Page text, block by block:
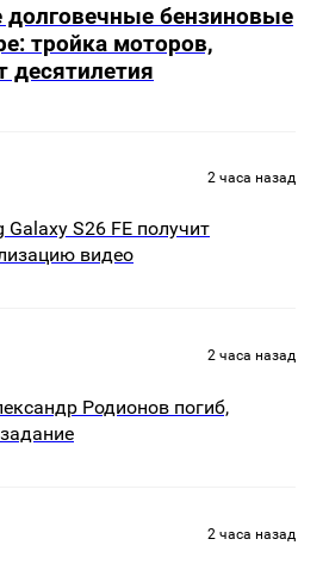
бензиновые
тройка моторов,
десятилетия
2 часа назад
Galaxy S26 FE получит
видео
2 часа назад
Родионов погиб,
2 часа назад